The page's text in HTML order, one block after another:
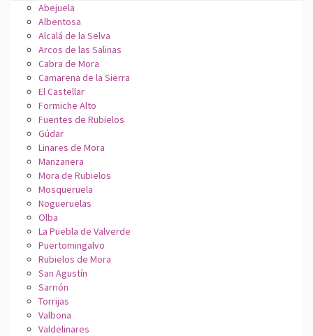
Abejuela
Albentosa
Alcalá de la Selva
Arcos de las Salinas
Cabra de Mora
Camarena de la Sierra
El Castellar
Formiche Alto
Fuentes de Rubielos
Gúdar
Linares de Mora
Manzanera
Mora de Rubielos
Mosqueruela
Nogueruelas
Olba
La Puebla de Valverde
Puertomingalvo
Rubielos de Mora
San Agustín
Sarrión
Torrijas
Valbona
Valdelinares